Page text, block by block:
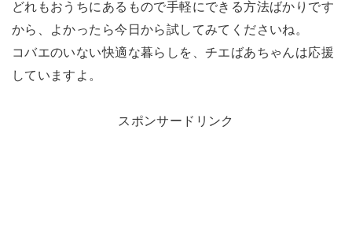
どれもおうちにあるもので手軽にできる方法ばかりです
から、よかったら今日から試してみてくださいね。
コバエのいない快適な暮らしを、チエばあちゃんは応援
していますよ。
スポンサードリンク